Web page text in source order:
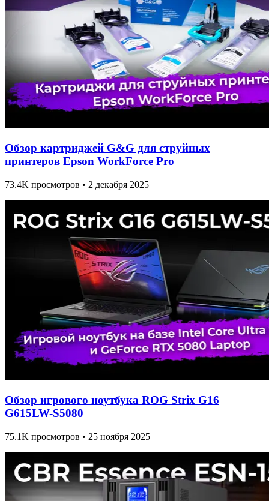
Обзор картриджей G&G для струйных
принтеров Epson WorkForce Pro
73.4K просмотров • 2 декабря 2025
Обзор игрового ноутбука ROG Strix G16
G615LW-S5080
75.1K просмотров • 25 ноября 2025